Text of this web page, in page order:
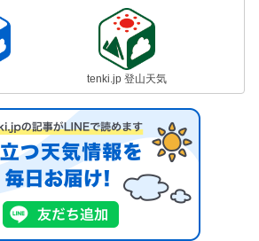
tenki.jp 登山天気